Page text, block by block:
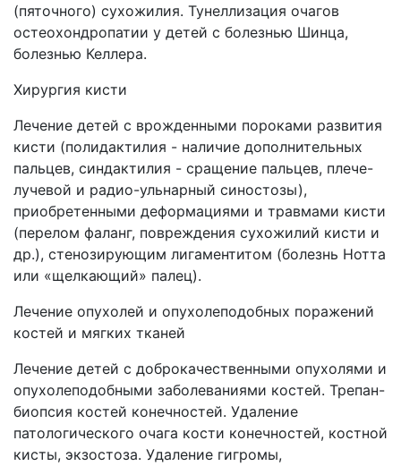
(пяточного) сухожилия. Тунеллизация очагов
остеохондропатии у детей с болезнью Шинца,
болезнью Келлера.
Хирургия кисти
Лечение детей с врожденными пороками развития
кисти (полидактилия - наличие дополнительных
пальцев, синдактилия - сращение пальцев, плече-
лучевой и радио-ульнарный синостозы),
приобретенными деформациями и травмами кисти
(перелом фаланг, повреждения сухожилий кисти и
др.), стенозирующим лигаментитом (болезнь Нотта
или «щелкающий» палец).
Лечение опухолей и опухолеподобных поражений
костей и мягких тканей
Лечение детей с доброкачественными опухолями и
опухолеподобными заболеваниями костей. Трепан-
биопсия костей конечностей. Удаление
патологического очага кости конечностей, костной
кисты, экзостоза. Удаление гигромы,